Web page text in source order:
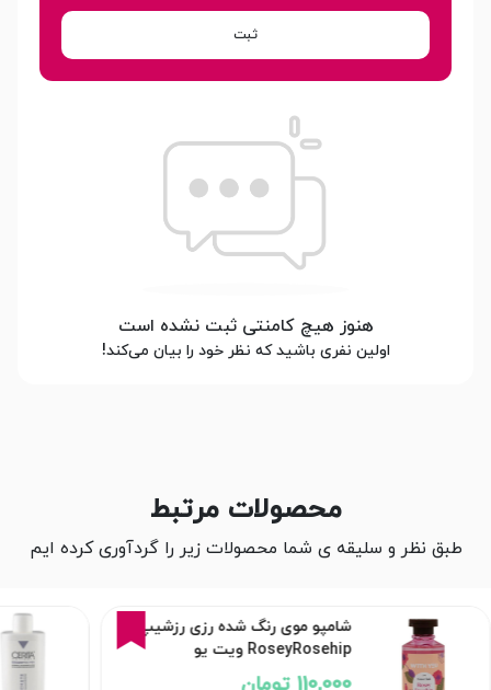
ثبت
هنوز هیچ کامنتی ثبت نشده است
اولین نفری باشید که نظر خود را بیان می‌کند!
محصولات مرتبط
طبق نظر و سلیقه ی شما محصولات زیر را گردآوری کرده ایم
شامپو موی رنگ شده رزی رزشیپ
RoseyRosehip ویت یو